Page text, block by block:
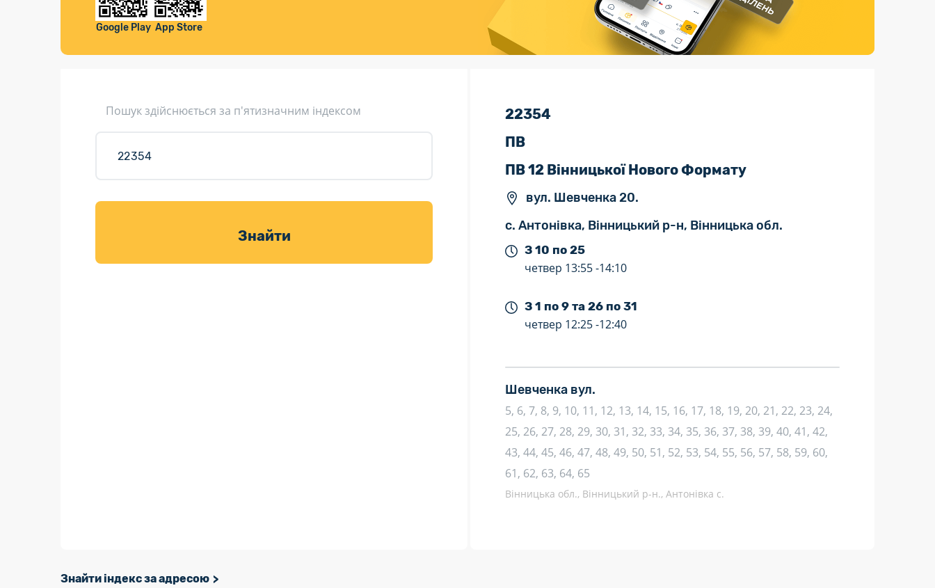
Листи та листівки
Доставка товарів для саду
Валютно-обмінні операції
Страхові послуги
Каталог «Укрпошта Маркет»
Google Play App Store
Пошук здійснюється за п'ятизначним індексом
Знайти
22354
ПВ
ПВ 12 Вінницької Нового Формату
вул. Шевченка 20.
с. Антонівка, Вінницький р-н, Вінницька обл.
З 10 по 25
четвер 13:55 -14:10
З 1 по 9 та 26 по 31
четвер 12:25 -12:40
Шевченка вул.
5, 6, 7, 8, 9, 10, 11, 12, 13, 14, 15, 16, 17, 18, 19, 20, 21, 22, 23, 24,
25, 26, 27, 28, 29, 30, 31, 32, 33, 34, 35, 36, 37, 38, 39, 40, 41, 42,
43, 44, 45, 46, 47, 48, 49, 50, 51, 52, 53, 54, 55, 56, 57, 58, 59, 60,
61, 62, 63, 64, 65
Вінницька обл., Вінницький р-н., Антонівка с.
Знайти індекс за адресою